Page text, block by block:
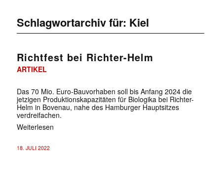
Schlagwortarchiv für: Kiel
Richtfest bei Richter-Helm
ARTIKEL
Das 70 Mio. Euro-Bauvorhaben soll bis Anfang 2024 die
jetzigen Produktionskapazitäten für Biologika bei Richter-
Helm in Bovenau, nahe des Hamburger Hauptsitzes
verdreifachen.
Weiterlesen
18. JULI 2022